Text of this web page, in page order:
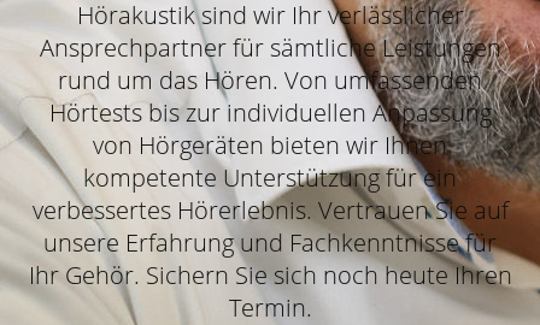
Hörakustik sind wir Ihr verlässlicher
Ansprechpartner für sämtliche Leistungen
rund um das Hören. Von umfassenden
Hörtests bis zur individuellen Anpassung
von Hörgeräten bieten wir Ihnen
kompetente Unterstützung für ein
verbessertes Hörerlebnis. Vertrauen Sie auf
unsere Erfahrung und Fachkenntnisse für
Ihr Gehör. Sichern Sie sich noch heute Ihren
Termin.